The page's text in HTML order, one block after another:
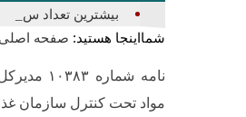
بیشترین تعداد
شمااینجا هستید: صفحه اصلی
نامه شماره
مواد تحت کنترل سازمان